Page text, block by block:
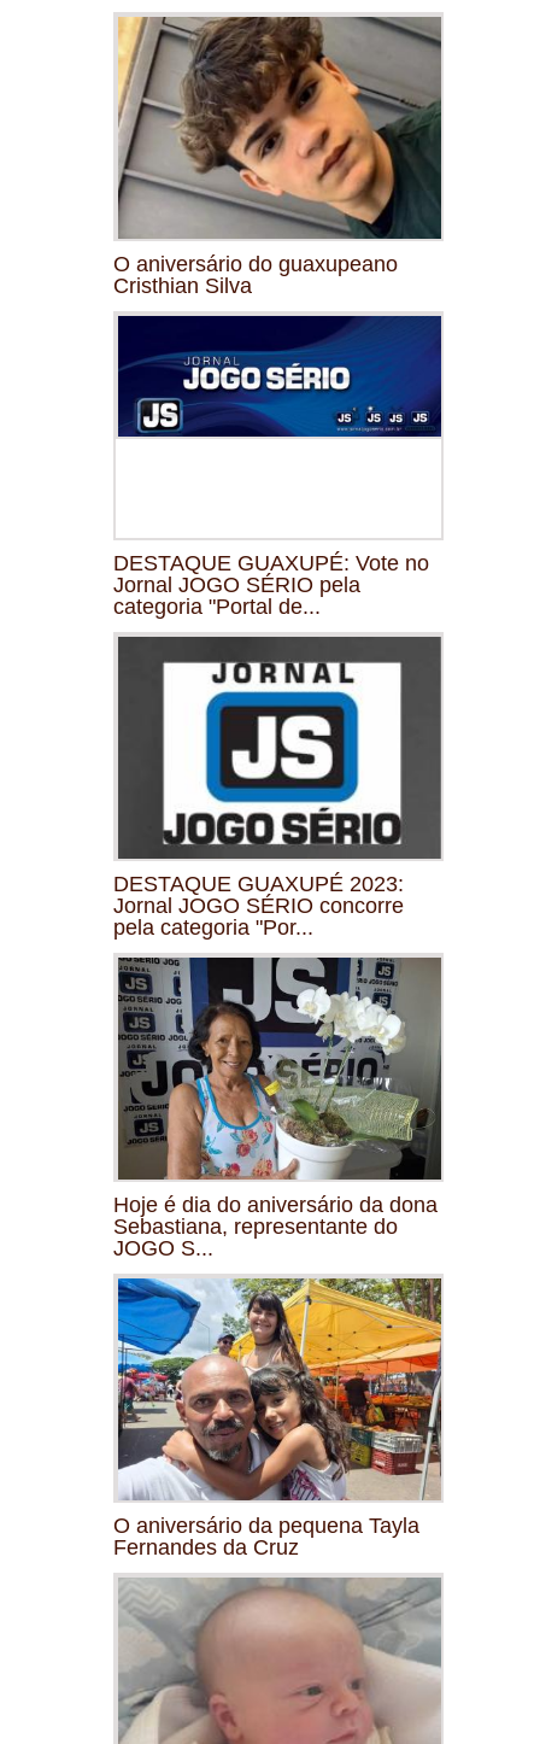
O aniversário do guaxupeano
Cristhian Silva
DESTAQUE GUAXUPÉ: Vote no
Jornal JOGO SÉRIO pela
categoria "Portal de...
DESTAQUE GUAXUPÉ 2023:
Jornal JOGO SÉRIO concorre
pela categoria "Por...
Hoje é dia do aniversário da dona
Sebastiana, representante do
JOGO S...
O aniversário da pequena Tayla
Fernandes da Cruz